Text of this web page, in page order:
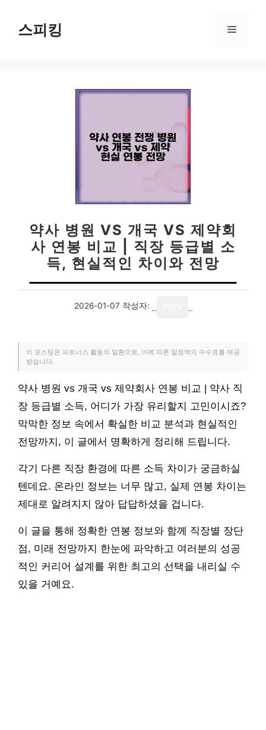
스피킹 메
약사 병원 VS 개국 VS 제약회
사 연봉 비교 | 직장 등급별 소
득, 현실적인 차이와 전망
2026-01-07 작성자:
이 포스팅은 파트너스 활동의 일환으로, 이에 따른 일정액의 수수료를 제공
받습니다.
약사 병원 vs 개국 vs 제약회사 연봉 비교 | 약사 직
장 등급별 소득, 어디가 가장 유리할지 고민이시죠?
막막한 정보 속에서 확실한 비교 분석과 현실적인
전망까지, 이 글에서 명확하게 정리해 드립니다.
각기 다른 직장 환경에 따른 소득 차이가 궁금하실
텐데요. 온라인 정보는 너무 많고, 실제 연봉 차이는
제대로 알려지지 않아 답답하셨을 겁니다.
이 글을 통해 정확한 연봉 정보와 함께 직장별 장단
점, 미래 전망까지 한눈에 파악하고 여러분의 성공
적인 커리어 설계를 위한 최고의 선택을 내리실 수
있을 거예요.